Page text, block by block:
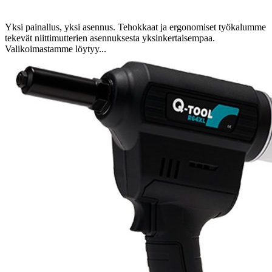
Yksi painallus, yksi asennus. Tehokkaat ja ergonomiset työkalumme
tekevät niittimutterien asennuksesta yksinkertaisempaa.
Valikoimastamme löytyy...